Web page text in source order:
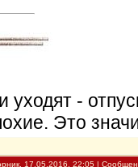
уходят -
Это
17.05.2016, 22:05 |